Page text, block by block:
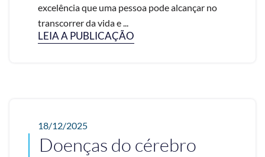
excelência que uma pessoa pode alcançar no
transcorrer da vida e ...
LEIA A PUBLICAÇÃO
18/12/2025
Doenças do cérebro